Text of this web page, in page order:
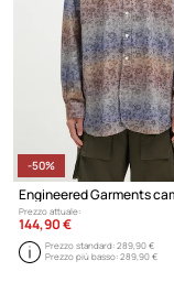
-50%
Prezzo attuale:
144,90 €
Prezzo standard:289,90 €
Prezzo più basso:289,90 €